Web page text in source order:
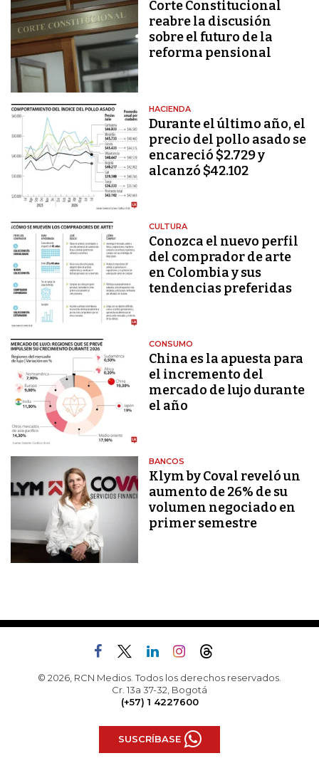
Corte Constitucional
reabre la discusión
sobre el futuro de la
reforma pensional
HACIENDA
Durante el último año, el
precio del pollo asado se
encareció $2.729 y
alcanzó $42.102
CULTURA
Conozca el nuevo perfil
del comprador de arte
en Colombia y sus
tendencias preferidas
CONSUMO
China es la apuesta para
el incremento del
mercado de lujo durante
el año
BANCOS
Klym by Coval reveló un
aumento de 26% de su
volumen negociado en
primer semestre
© 2026, RCN Medios. Todos los derechos reservados.
Cr. 13a 37-32, Bogotá
(+57) 1 4227600
SUSCRÍBASE